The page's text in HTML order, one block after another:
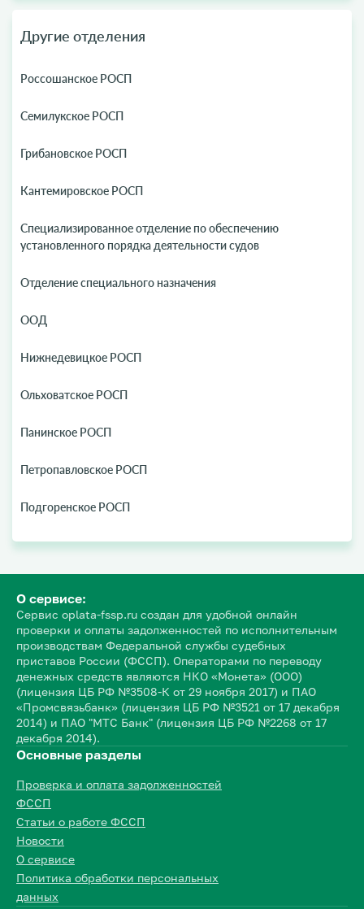
Другие отделения
Россошанское РОСП
Семилукское РОСП
Грибановское РОСП
Кантемировское РОСП
Специализированное отделение по обеспечению
установленного порядка деятельности судов
Отделение специального назначения
ООД
Нижнедевицкое РОСП
Ольховатское РОСП
Панинское РОСП
Петропавловское РОСП
Подгоренское РОСП
О сервисе:
Сервис oplata-fssp.ru создан для удобной онлайн
проверки и оплаты задолженностей по исполнительным
производствам Федеральной службы судебных
приставов России (ФССП). Операторами по переводу
денежных средств являются НКО «Монета» (ООО)
(лицензия ЦБ РФ №3508-К от 29 ноября 2017) и ПАО
«Промсвязьбанк» (лицензия ЦБ РФ №3521 от 17 декабря
2014) и ПАО "МТС Банк" (лицензия ЦБ РФ №2268 от 17
декабря 2014).
Основные разделы
Проверка и оплата задолженностей
ФССП
Статьи о работе ФССП
Новости
О сервисе
Политика обработки персональных
данных